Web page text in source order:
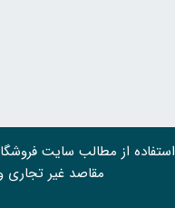
استفاده از مطالب سايت
مقاصد غیر تجاری